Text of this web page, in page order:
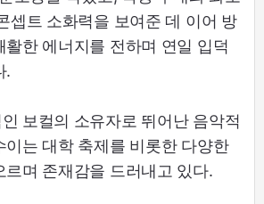
셉트 소화력을 보여준 데 이어 방
활한 에너지를 전하며 연일 입덕
.
보컬의 소유자로 뛰어난 음악적
이는 대학 축제를 비롯한 다양한
르며 존재감을 드러내고 있다.